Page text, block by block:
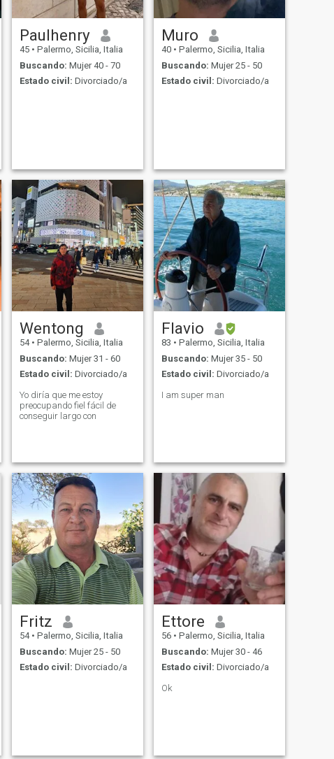
Paulhenry
45 • Palermo, Sicilia, Italia
Buscando: Mujer 40 - 70
Estado civil: Divorciado/a
Muro
40 • Palermo, Sicilia, Italia
Buscando: Mujer 25 - 50
Estado civil: Divorciado/a
Wentong
54 • Palermo, Sicilia, Italia
Buscando: Mujer 31 - 60
Estado civil: Divorciado/a
Yo diría que me estoy
preocupando fiel fácil de
conseguir largo con
Flavio
83 • Palermo, Sicilia, Italia
Buscando: Mujer 35 - 50
Estado civil: Divorciado/a
I am super man
Fritz
54 • Palermo, Sicilia, Italia
Buscando: Mujer 25 - 50
Estado civil: Divorciado/a
Ettore
56 • Palermo, Sicilia, Italia
Buscando: Mujer 30 - 46
Estado civil: Divorciado/a
Ok